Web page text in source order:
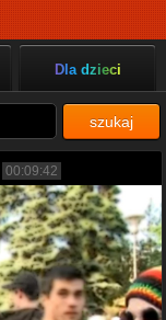
Dla dzieci
szukaj
00:09:42